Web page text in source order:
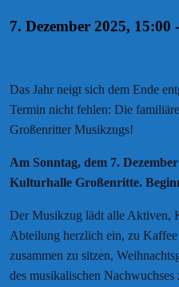
7. Dezember 2025, 15:00 -
Das Jahr neigt sich dem Ende
Termin nicht fehlen: Die
Großenritter Musikzugs!
Am Sonntag, dem 7.
Kulturhalle Großenritte.
Der Musikzug lädt alle Aktiven,
Abteilung herzlich ein, zu
zusammen zu sitzen,
des musikalischen